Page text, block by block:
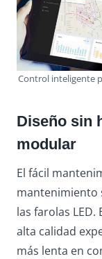
Control inteligente
Diseño sin
modular
El fácil
mantenimiento
las farolas
alta calidad
más lenta en